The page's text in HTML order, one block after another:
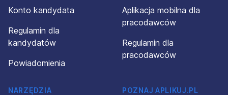
Konto kandydata
Regulamin dla
kandydatów
Powiadomienia
Aplikacja mobilna dla
pracodawców
Regulamin dla
pracodawców
NARZĘDZIA
POZNAJ APLIKUJ.PL